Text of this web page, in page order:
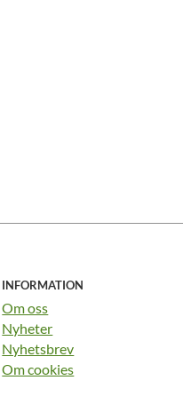
INFORMATION
Om oss
Nyheter
Nyhetsbrev
Om cookies